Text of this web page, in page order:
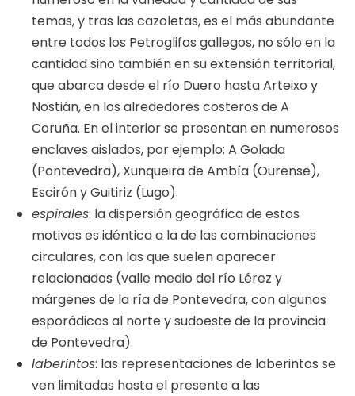
temas, y tras las cazoletas, es el más abundante
entre todos los Petroglifos gallegos, no sólo en la
cantidad sino también en su extensión territorial,
que abarca desde el río Duero hasta Arteixo y
Nostián, en los alrededores costeros de A
Coruña. En el interior se presentan en numerosos
enclaves aislados, por ejemplo: A Golada
(Pontevedra), Xunqueira de Ambía (Ourense),
Escirón y Guitiriz (Lugo).
espirales: la dispersión geográfica de estos
motivos es idéntica a la de las combinaciones
circulares, con las que suelen aparecer
relacionados (valle medio del río Lérez y
márgenes de la ría de Pontevedra, con algunos
esporádicos al norte y sudoeste de la provincia
de Pontevedra).
laberintos: las representaciones de laberintos se
ven limitadas hasta el presente a las